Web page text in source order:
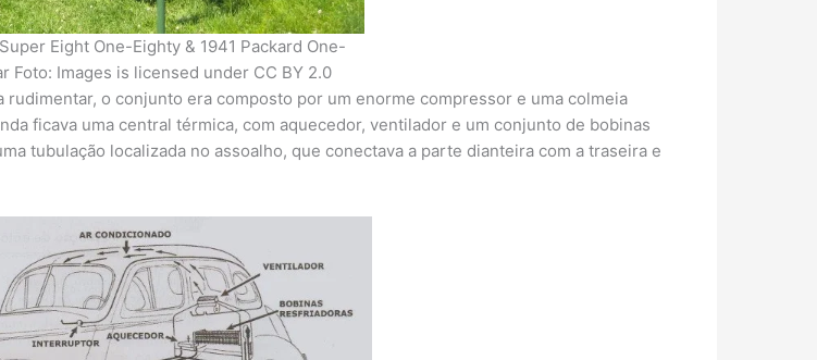
Eight One-Eighty & 1941 Packard One-
Foto: Images is licensed under CC BY 2.0
o conjunto era composto por um enorme compressor e uma colmeia
ficava uma central térmica, com aquecedor, ventilador e um conjunto de bobinas
tubulação localizada no assoalho, que conectava a parte dianteira com a traseira e